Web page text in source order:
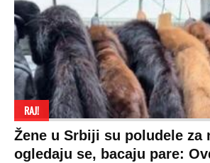
RAJ!
Žene u Srbiji su poludele za
ogledaju se, bacaju pare: